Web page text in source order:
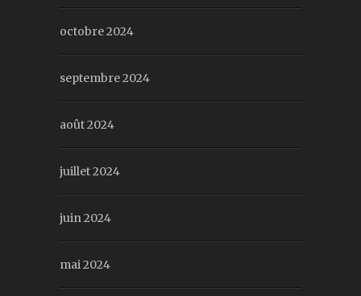
octobre 2024
septembre 2024
août 2024
juillet 2024
juin 2024
mai 2024